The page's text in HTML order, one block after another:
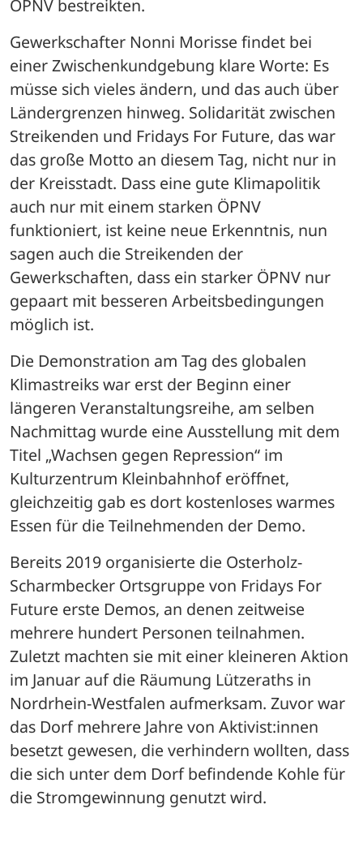
ÖPNV bestreikten.
Gewerkschafter Nonni Morisse findet bei
einer Zwischenkundgebung klare Worte: Es
müsse sich vieles ändern, und das auch über
Ländergrenzen hinweg. Solidarität zwischen
Streikenden und Fridays For Future, das war
das große Motto an diesem Tag, nicht nur in
der Kreisstadt. Dass eine gute Klimapolitik
auch nur mit einem starken ÖPNV
funktioniert, ist keine neue Erkenntnis, nun
sagen auch die Streikenden der
Gewerkschaften, dass ein starker ÖPNV nur
gepaart mit besseren Arbeitsbedingungen
möglich ist.
Die Demonstration am Tag des globalen
Klimastreiks war erst der Beginn einer
längeren Veranstaltungsreihe, am selben
Nachmittag wurde eine Ausstellung mit dem
Titel „Wachsen gegen Repression“ im
Kulturzentrum Kleinbahnhof eröffnet,
gleichzeitig gab es dort kostenloses warmes
Essen für die Teilnehmenden der Demo.
Bereits 2019 organisierte die Osterholz-
Scharmbecker Ortsgruppe von Fridays For
Future erste Demos, an denen zeitweise
mehrere hundert Personen teilnahmen.
Zuletzt machten sie mit einer kleineren Aktion
im Januar auf die Räumung Lützeraths in
Nordrhein-Westfalen aufmerksam. Zuvor war
das Dorf mehrere Jahre von Aktivist:innen
besetzt gewesen, die verhindern wollten, dass
die sich unter dem Dorf befindende Kohle für
die Stromgewinnung genutzt wird.